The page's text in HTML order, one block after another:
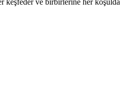
keşfeder ve birbirlerine her koşulda